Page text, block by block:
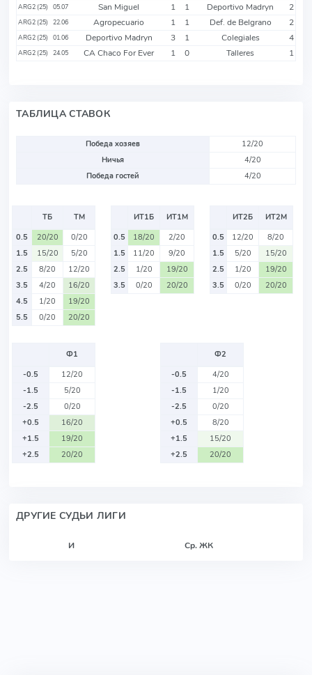
ARG2 (25) 05.07 San Miguel 1 1 Deportivo Madryn 2
ARG2 (25) 22.06 Agropecuario 1 1 Def. de Belgrano 2
ARG2 (25) 01.06 Deportivo Madryn 3 1 Colegiales 4
ARG2 (25) 24.05 CA Chaco For Ever 1 0 Talleres 1
ТАБЛИЦА СТАВОК
Победа хозяев
12/20
Ничья
4/20
Победа гостей
4/20
ТБ
ТМ
0.5
20/20
0/20
1.5
15/20
5/20
2.5
8/20
12/20
3.5
4/20
16/20
4.5
1/20
19/20
5.5
0/20 20/20
ИТ1Б
ИТ1М
0.5
18/20
2/20
1.5
11/20
9/20
2.5
1/20
19/20
3.5
0/20 20/20
ИТ2Б
ИТ2М
0.5
12/20
8/20
1.5
5/20
15/20
2.5
1/20
19/20
3.5
0/20 20/20
Ф1
-0.5
12/20
-1.5
5/20
-2.5
0/20
+0.5
16/20
+1.5
19/20
+2.5
20/20
Ф2
-0.5
4/20
-1.5
1/20
-2.5
0/20
+0.5
8/20
+1.5
15/20
+2.5
20/20
ДРУГИЕ СУДЬИ ЛИГИ
И Ср. ЖК